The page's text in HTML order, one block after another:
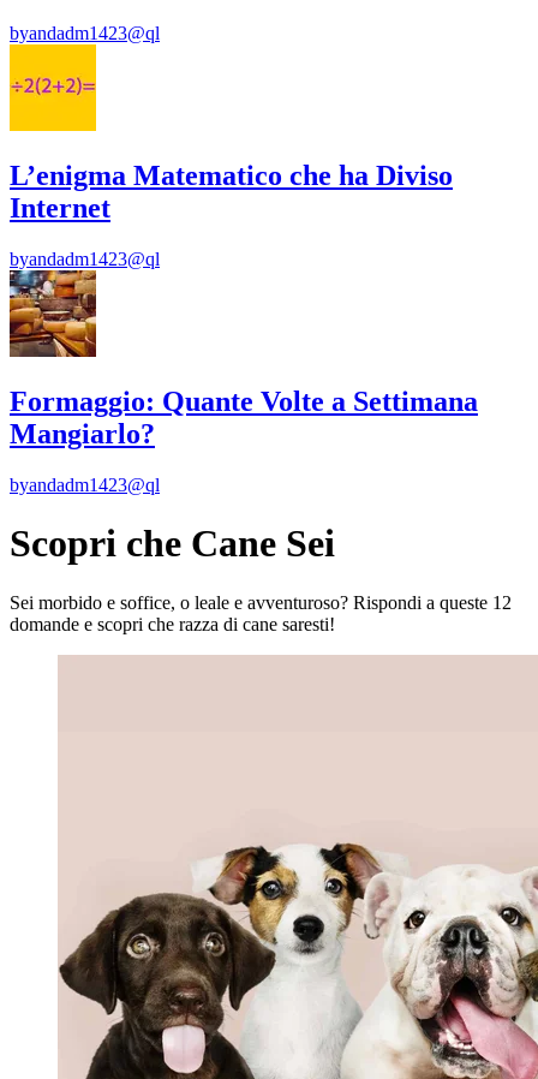
byandadm1423@ql
L’enigma Matematico che ha Diviso
Internet
byandadm1423@ql
Formaggio: Quante Volte a Settimana
Mangiarlo?
byandadm1423@ql
Scopri che Cane Sei
Sei morbido e soffice, o leale e avventuroso? Rispondi a queste 12
domande e scopri che razza di cane saresti!